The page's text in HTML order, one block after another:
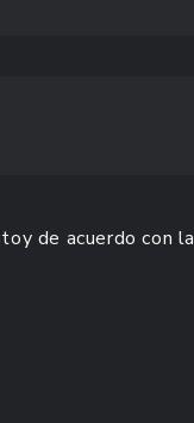
de acuerdo con la